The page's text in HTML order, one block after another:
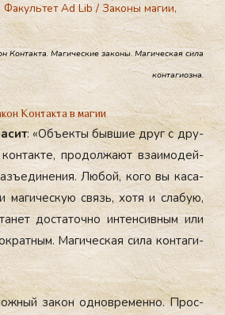
,Факультет Ad Lib /Законы магии,
Контакта. Магические законы. Магическая сила
контагиозна.
Контакта в магии
: «Объ­ек­ты быв­шие друг с дру­
про­дол­жа­ют вза­имо­дей­
Лю­бой, ко­го вы ка­са­
ма­гичес­кую связь, хо­тя и сла­бую,
дос­та­точ­но ин­тенсив­ным или
Ма­гичес­кая си­ла кон­та­ги­
за­кон од­новре­мен­но. Прос­